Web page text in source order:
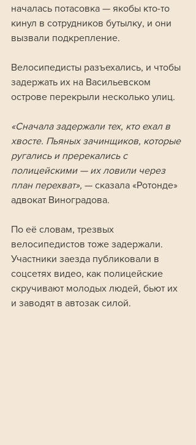
началась потасовка — якобы кто-то
кинул в сотрудников бутылку, и они
вызвали подкрепление.
Велосипедисты разъехались, и чтобы
задержать их на Васильевском
острове перекрыли несколько улиц.
«Сначала задержали тех, кто ехал в
хвосте. Пьяных зачинщиков, которые
ругались и пререкались с
полицейскими — их ловили через
план перехват», — сказала «Ротонде»
адвокат Виноградова.
По её словам, трезвых
велосипедистов тоже задержали.
Участники заезда публиковали в
соцсетях видео, как полицейские
скручивают молодых людей, бьют их
и заводят в автозак силой.